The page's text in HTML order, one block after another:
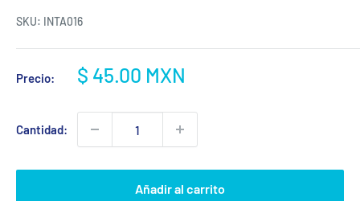
SKU: INTA016
Precio:
Precio
venta
$ 45.00 MXN
Cantidad:
Añadir al carrito